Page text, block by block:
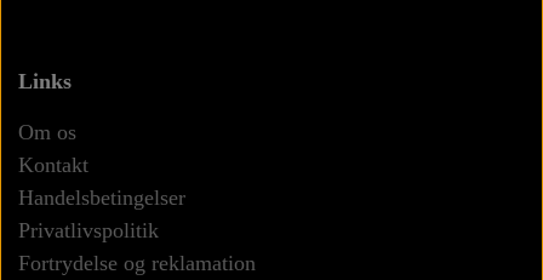
Links
Om os
Kontakt
Handelsbetingelser
Privatlivspolitik
Fortrydelse og reklamation